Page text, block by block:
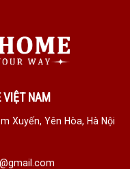
VIỆT NAM
Xuyến, Yên Hòa, Hà Nội